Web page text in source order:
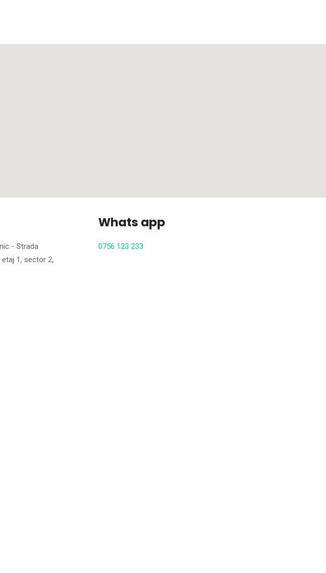
- Strada
etaj 1, sector 2,
Whats app
0756 123 233